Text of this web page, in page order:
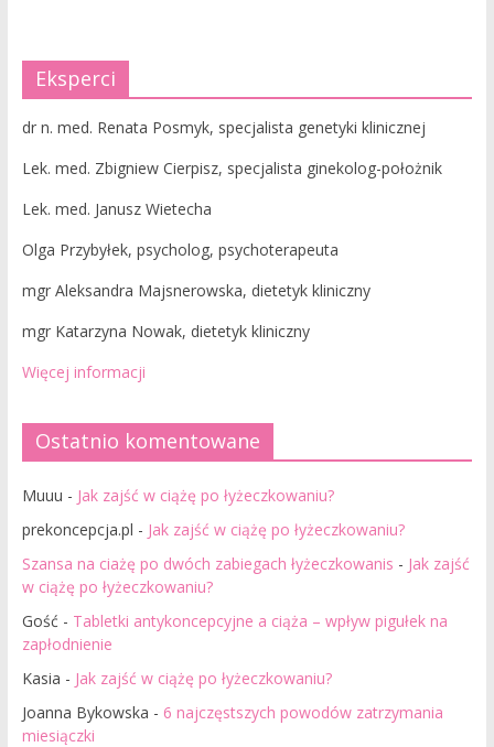
Eksperci
dr n. med. Renata Posmyk, specjalista genetyki klinicznej
Lek. med. Zbigniew Cierpisz, specjalista ginekolog-położnik
Lek. med. Janusz Wietecha
Olga Przybyłek, psycholog, psychoterapeuta
mgr Aleksandra Majsnerowska, dietetyk kliniczny
mgr Katarzyna Nowak, dietetyk kliniczny
Więcej informacji
Ostatnio komentowane
Muuu - Jak zajść w ciążę po łyżeczkowaniu?
prekoncepcja.pl - Jak zajść w ciążę po łyżeczkowaniu?
Szansa na ciażę po dwóch zabiegach łyżeczkowanis - Jak zajść
w ciążę po łyżeczkowaniu?
Gość - Tabletki antykoncepcyjne a ciąża – wpływ pigułek na
zapłodnienie
Kasia - Jak zajść w ciążę po łyżeczkowaniu?
Joanna Bykowska - 6 najczęstszych powodów zatrzymania
miesiączki